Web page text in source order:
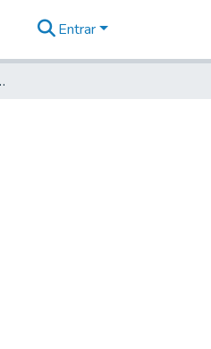
Entrar
da Ressurreição